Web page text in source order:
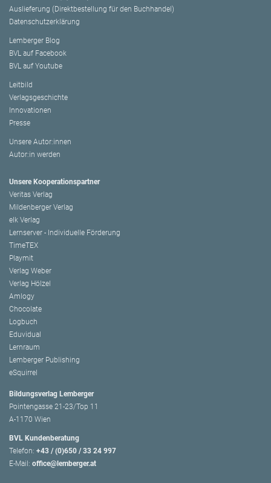
Auslieferung (Direktbestellung für den Buchhandel)
Datenschutzerklärung
Lemberger Blog
BVL auf Facebook
BVL auf Youtube
Leitbild
Verlagsgeschichte
Innovationen
Presse
Unsere Autor:innen
Autor:in werden
Unsere Kooperationspartner
Veritas Verlag
Mildenberger Verlag
elk Verlag
Lernserver - Individuelle Förderung
TimeTEX
Playmit
Verlag Weber
Verlag Hölzel
Amlogy
Chocolate
Logbuch
Eduvidual
Lernraum
Lemberger Publishing
eSquirrel
Bildungsverlag Lemberger
Pointengasse 21-23/Top 11
A-1170 Wien
BVL Kundenberatung
Telefon: +43 / (0)650 / 33 24 997
E-Mail: office@lemberger.at